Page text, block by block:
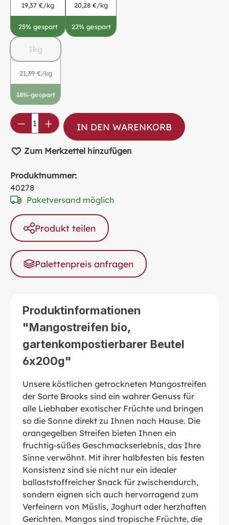
19,37 €/kg
25% gespart
20,28 €/kg
22% gespart
1kg
21,39 €/kg
18% gespart
Produkt Anzahl: Gib den gewünschten
IN DEN WARENKORB
Zum Merkzettel hinzufügen
Produktnummer:
40278
Paketversand möglich
Produkt teilen
Palettenpreis anfragen
Produktinformationen
"Mangostreifen bio,
gartenkompostierbarer Beutel
6x200g"
Unsere köstlichen getrockneten Mangostreifen
der Sorte Brooks sind ein wahrer Genuss für
alle Liebhaber exotischer Früchte und bringen
so die Sonne direkt zu Ihnen nach Hause. Die
orangegelben Streifen bieten Ihnen ein
fruchtig-süßes Geschmackserlebnis, das Ihre
Sinne verwöhnt. Mit ihrer halbfesten bis festen
Konsistenz sind sie nicht nur ein idealer
ballaststoffreicher Snack für zwischendurch,
sondern eignen sich auch hervorragend zum
Verfeinern von Müslis, Joghurt oder herzhaften
Gerichten. Mangos sind tropische Früchte, die